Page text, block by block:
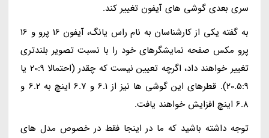
سری بعدی گوشی های آیفون تغییر کند.
به گفته یکی از کارشناسان به نام راس یانگ، آیفون 16 پرو و 16
پرو مکس صفحه نمایشگرهای خود را با نسبت تصویر بلندتری
تغییر خواهند داد، اگرچه تعیین نیست که چقدر (احتمالا 20:9 یا
20.5:9). قطرهای این گوشی ها نیز از 6.1 و 6.7 اینچ به 6.2 و
6.8 اینچ افزایش خواهند یافت.
توجه داشته باشید که ما در اینجا فقط در خصوص مدل های